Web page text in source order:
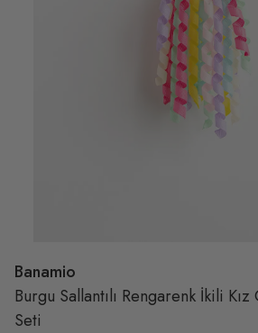
Banamio
Burgu Sallantılı Rengarenk İkili Kız
Seti